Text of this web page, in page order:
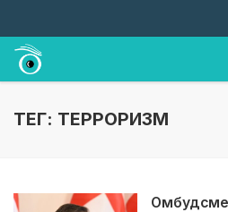
ТЕГ: ТЕРРОРИЗМ